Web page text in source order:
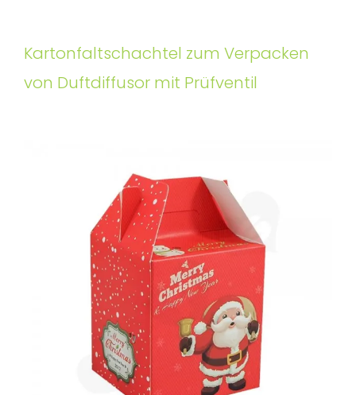
Kartonfaltschachtel zum Verpacken
von Duftdiffusor mit Prüfventil